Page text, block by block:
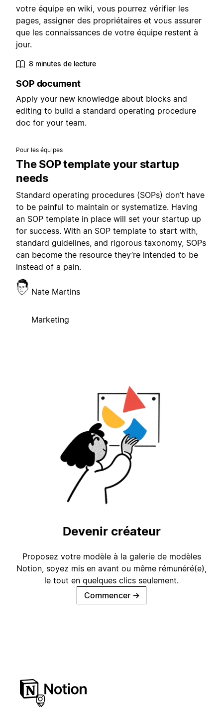
votre équipe en wiki, vous pourrez vérifier les
pages, assigner des propriétaires et vous assurer
que les connaissances de votre équipe restent à
jour.
8 minutes de lecture
SOP document
Apply your new knowledge about blocks and
editing to build a standard operating procedure
doc for your team.
Pour les équipes
The SOP template your startup
needs
Standard operating procedures (SOPs) don’t have
to be painful to maintain or systematize. Having
an SOP template in place will set your startup up
for success. With an SOP template to start with,
standard guidelines, and rigorous taxonomy, SOPs
can become the resource they’re intended to be
instead of a pain.
Nate Martins
Marketing
Devenir créateur
Proposez votre modèle à la galerie de modèles
Notion, soyez mis en avant ou même rémunéré(e),
le tout en quelques clics seulement.
Commencer →